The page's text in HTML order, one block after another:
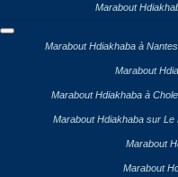
Marabout
Marabout Hdiakhaba à Nantes
Marabout
Marabout Hdiakhaba à
Marabout Hdiakhaba sur Le
Marabout
Marabout